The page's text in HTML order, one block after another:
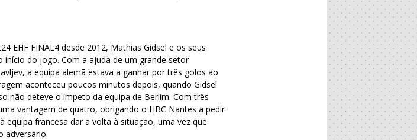
EHF FINAL4 desde 2012, Mathias Gidsel e os seus
do jogo. Com a ajuda de um grande setor
a equipa alemã estava a ganhar por três golos ao
aconteceu poucos minutos depois, quando Gidsel
não deteve o ímpeto da equipa de Berlim. Com três
vantagem de quatro, obrigando o HBC Nantes a pedir
equipa francesa dar a volta à situação, uma vez que
adversário.